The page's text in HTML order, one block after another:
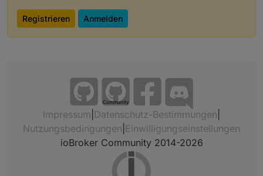
Registrieren Anmelden
Community
Impressum Datenschutz-Bestimmungen
Nutzungsbedingungen Einwilligungseinstellungen
ioBroker Community 2014-2026